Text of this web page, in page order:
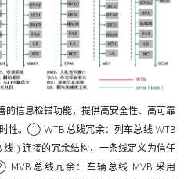
的信息检错功能，提供高安全性、高可靠
性。① WTB 总线冗余：列车总线 WTB
) 连接的冗余结构，一条线定义为信任
总线冗余：车辆总线 MVB 采用